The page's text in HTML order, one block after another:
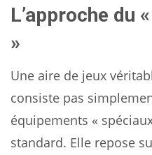
L’approche du
»
Une aire de jeux
consiste pas
équipements «
standard. Elle repose